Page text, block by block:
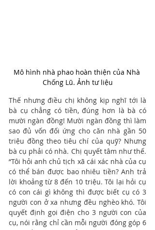
Mô hình nhà phao hoàn thiện của Nhà
Chống Lũ. Ảnh tư liệu
Thế nhưng điều chị không kịp nghĩ tới là
bà cụ chẳng có tiền, đúng hơn là bà có
mười ngàn đồng! Mười ngàn đồng thì làm
sao đủ vốn đối ứng cho căn nhà gần 50
triệu đồng theo tiêu chí của quỹ? Nhưng
bà cụ phải có nhà. Chị quyết tâm như thế.
“Tôi hỏi anh chủ tịch xã cái xác nhà của cụ
có thể bán được bao nhiêu tiền? Anh trả
lời khoảng từ 8 đến 10 triệu. Tôi lại hỏi cụ
có con cái gì không thì được biết cụ có 3
người con ở xa nhưng đều nghèo khó. Tôi
quyết định gọi điện cho 3 người con của
cụ, nói rằng chỉ cần mỗi người đóng góp 6